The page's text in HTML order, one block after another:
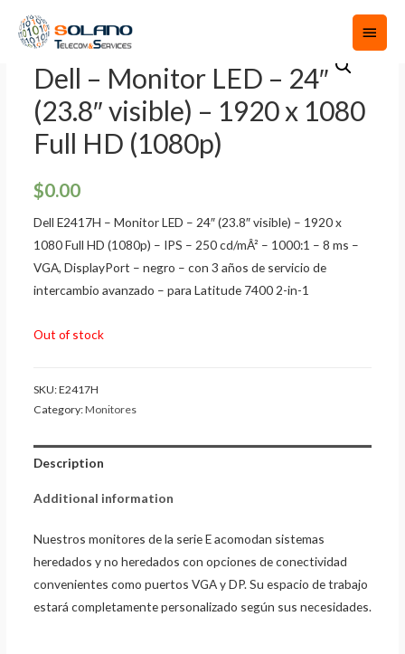
Dell – Monitor LED – 24″
(23.8″ visible) – 1920 x 1080
Full HD (1080p)
$0.00
Dell E2417H – Monitor LED – 24″ (23.8″ visible) – 1920 x
1080 Full HD (1080p) – IPS – 250 cd/mÂ² – 1000:1 – 8 ms –
VGA, DisplayPort – negro – con 3 años de servicio de
intercambio avanzado – para Latitude 7400 2-in-1
Out of stock
SKU:E2417H
Category:Monitores
Description
Additional information
Nuestros monitores de la serie E acomodan sistemas
heredados y no heredados con opciones de conectividad
convenientes como puertos VGA y DP. Su espacio de trabajo
estará completamente personalizado según sus necesidades.